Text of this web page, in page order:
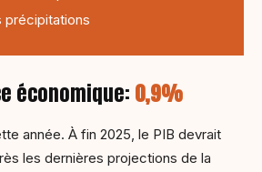
précipitations
économique: 0,9%
année. À fin 2025, le PIB devrait
les dernières projections de la